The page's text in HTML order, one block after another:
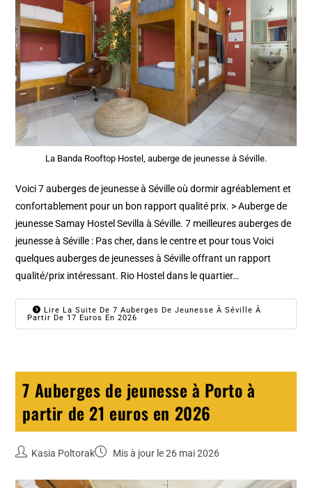
La Banda Rooftop Hostel, auberge de jeunesse à Séville.
Voici 7 auberges de jeunesse à Séville où dormir agréablement et
confortablement pour un bon rapport qualité prix. > Auberge de
jeunesse Samay Hostel Sevilla à Séville. 7 meilleures auberges de
jeunesse à Séville : Pas cher, dans le centre et pour tous Voici
quelques auberges de jeunesses à Séville offrant un rapport
qualité/prix intéressant. Rio Hostel dans le quartier…
Lire La Suite De 7 Auberges De Jeunesse À Séville À
Partir De 17 Euros En 2026
7 Auberges de jeunesse à Porto à
partir de 21 euros en 2026
Kasia Poltorak Mis à jour le 26 mai 2026